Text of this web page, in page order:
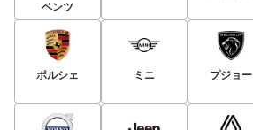
ベンツ
ポルシェ ミニ プジョー